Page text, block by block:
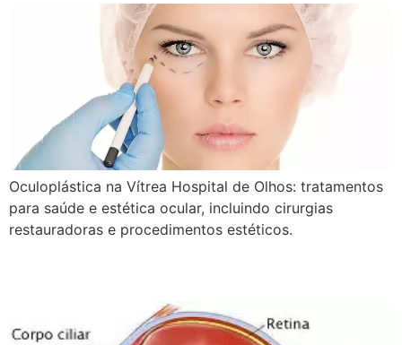
Oculoplástica na Vítrea Hospital de Olhos: tratamentos
para saúde e estética ocular, incluindo cirurgias
restauradoras e procedimentos estéticos.